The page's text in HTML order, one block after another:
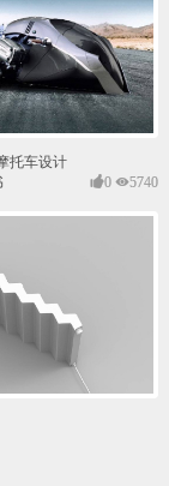
托车设计
0 5740